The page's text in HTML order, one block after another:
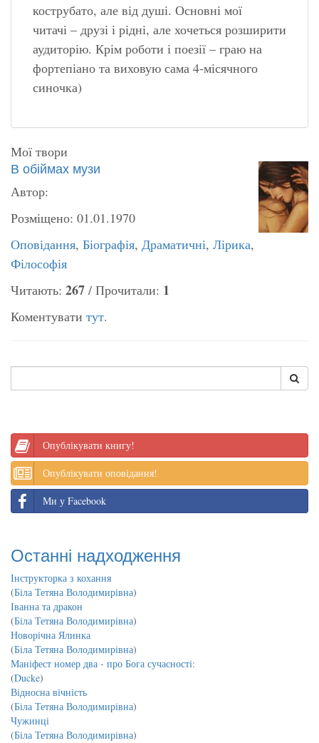
кострубато, але від душі. Основні мої
читачі – друзі і рідні, але хочеться розширити
аудиторію. Крім роботи і поезії – граю на
фортепіано та виховую сама 4-місячного
синочка)
Мої твори
В обіймах музи
Автор:
Розміщено: 01.01.1970
Оповідання, Біографія, Драматичні, Лірика,
Філософія
Читають: 267 / Прочитали: 1
Коментувати тут.
Опублікувати книгу!
Опублікувати оповідання!
Ми у Facebook
Останні надходження
Інструкторка з кохання
(Біла Тетяна Володимирівна)
Іванна та дракон
(Біла Тетяна Володимирівна)
Новорічна Ялинка
(Біла Тетяна Володимирівна)
Маніфест номер два - про Бога сучасності:
(Ducke)
Відносна вічність
(Біла Тетяна Володимирівна)
Чужинці
(Біла Тетяна Володимирівна)